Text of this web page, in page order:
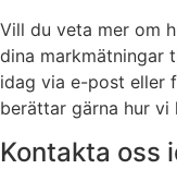
Vill du veta mer om
dina markmätningar
idag via e-post eller
berättar gärna hur vi
Kontakta oss